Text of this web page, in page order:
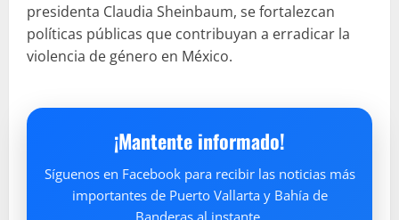
presidenta Claudia Sheinbaum, se fortalezcan
políticas públicas que contribuyan a erradicar la
violencia de género en México.
¡Mantente informado!
Síguenos en Facebook para recibir las noticias más
importantes de Puerto Vallarta y Bahía de
Banderas al instante.